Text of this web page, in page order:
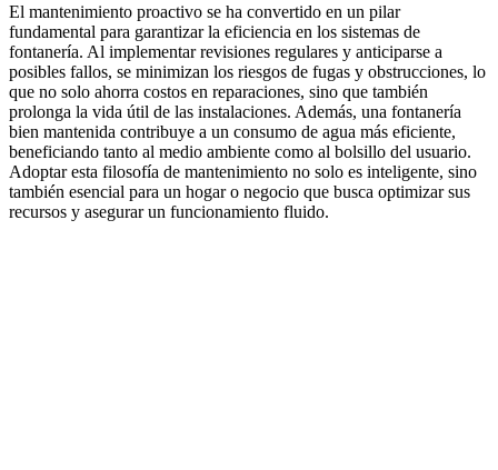
El mantenimiento proactivo se ha convertido en un pilar
fundamental para garantizar la eficiencia en los sistemas de
fontanería. Al implementar revisiones regulares y anticiparse a
posibles fallos, se minimizan los riesgos de fugas y obstrucciones, lo
que no solo ahorra costos en reparaciones, sino que también
prolonga la vida útil de las instalaciones. Además, una fontanería
bien mantenida contribuye a un consumo de agua más eficiente,
beneficiando tanto al medio ambiente como al bolsillo del usuario.
Adoptar esta filosofía de mantenimiento no solo es inteligente, sino
también esencial para un hogar o negocio que busca optimizar sus
recursos y asegurar un funcionamiento fluido.